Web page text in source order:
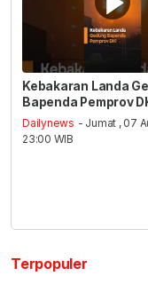
Kebakaran Landa
Bapenda Pemprov
Dailynews - Jumat , 07
23:00 WIB
Terpopuler